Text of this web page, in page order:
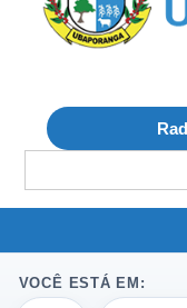
for:
VOCÊ ESTÁ EM: